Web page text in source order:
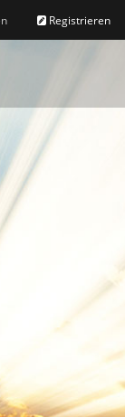
Registrieren